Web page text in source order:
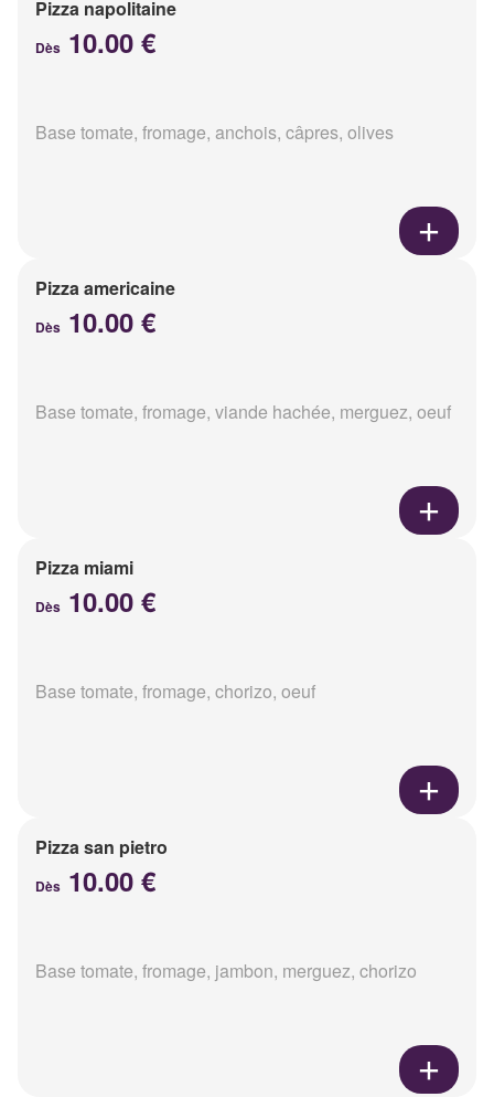
Pizza napolitaine
Dès 10.00 €
Base tomate, fromage, anchois, câpres, olives
Pizza americaine
Dès 10.00 €
Base tomate, fromage, viande hachée, merguez, oeuf
Pizza miami
Dès 10.00 €
Base tomate, fromage, chorizo, oeuf
Pizza san pietro
Dès 10.00 €
Base tomate, fromage, jambon, merguez, chorizo